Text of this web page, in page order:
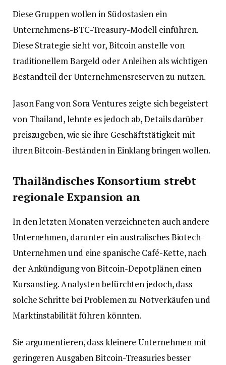
Diese Gruppen wollen in Südostasien ein
Unternehmens-BTC-Treasury-Modell einführen.
Diese Strategie sieht vor, Bitcoin anstelle von
traditionellem Bargeld oder Anleihen als wichtigen
Bestandteil der Unternehmensreserven zu nutzen.
Jason Fang von Sora Ventures zeigte sich begeistert
von Thailand, lehnte es jedoch ab, Details darüber
preiszugeben, wie sie ihre Geschäftstätigkeit mit
ihren Bitcoin-Beständen in Einklang bringen wollen.
Thailändisches Konsortium strebt
regionale Expansion an
In den letzten Monaten verzeichneten auch andere
Unternehmen, darunter ein australisches Biotech-
Unternehmen und eine spanische Café-Kette, nach
der Ankündigung von Bitcoin-Depotplänen einen
Kursanstieg. Analysten befürchten jedoch, dass
solche Schritte bei Problemen zu Notverkäufen und
Marktinstabilität führen könnten.
Sie argumentieren, dass kleinere Unternehmen mit
geringeren Ausgaben Bitcoin-Treasuries besser